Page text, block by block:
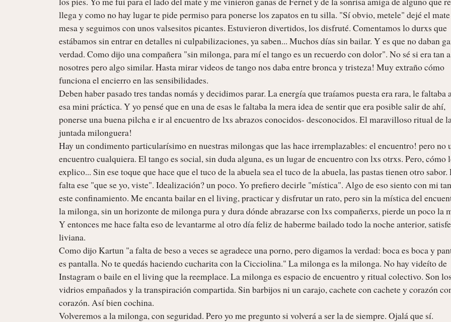
llega y como no hay lugar te pide permiso para ponerse los zapatos en tu silla. "Sí obvio, metele" dejé el
mesa y seguimos con unos valsesitos picantes. Estuvieron divertidos, los disfruté. Comentamos lo durxs que
estábamos sin entrar en detalles ni culpabilizaciones, ya saben... Muchos días sin bailar. Y es que no daban
verdad. Como dijo una compañera "sin milonga, para mí el tango es un recuerdo con dolor". No sé si era tan
nosotres pero algo similar. Hasta mirar videos de tango nos daba entre bronca y tristeza! Muy extraño cómo
funciona el encierro en las sensibilidades.
Deben haber pasado tres tandas nomás y decidimos parar. La energía que traíamos puesta era rara, le faltaba
esa mini práctica. Y yo pensé que en una de esas le faltaba la mera idea de sentir que era posible salir de ahí,
ponerse una buena pilcha e ir al encuentro de lxs abrazos conocidos- desconocidos. El maravilloso ritual de
juntada milonguera!
Hay un condimento particularísimo en nuestras milongas que las hace irremplazables: el encuentro! pero no
encuentro cualquiera. El tango es social, sin duda alguna, es un lugar de encuentro con lxs otrxs. Pero, cómo
explico... Sin ese toque que hace que el tuco de la abuela sea el tuco de la abuela, las pastas tienen otro sabor.
falta ese "que se yo, viste". Idealización? un poco. Yo prefiero decirle "mística". Algo de eso siento con mi
este confinamiento. Me encanta bailar en el living, practicar y disfrutar un rato, pero sin la mística del
la milonga, sin un horizonte de milonga pura y dura dónde abrazarse con lxs compañerxs, pierde un poco la
Y entonces me hace falta eso de levantarme al otro día feliz de haberme bailado todo la noche anterior,
liviana.
Como dijo Kartun "a falta de beso a veces se agradece una porno, pero digamos la verdad: boca es boca y
es pantalla. No te quedás haciendo cucharita con la Cicciolina." La milonga es la milonga. No hay videíto de
Instagram o baile en el living que la reemplace. La milonga es espacio de encuentro y ritual colectivo. Son
vidrios empañados y la transpiración compartida. Sin barbijos ni un carajo, cachete con cachete y corazón
corazón. Así bien cochina.
Volveremos a la milonga, con seguridad. Pero yo me pregunto si volverá a ser la de siempre. Ojalá que sí.